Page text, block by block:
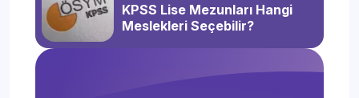
KPSS Lise Mezunları Hangi
Meslekleri Seçebilir?